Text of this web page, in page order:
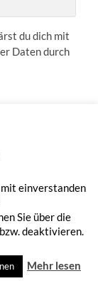
du dich mit
Daten durch
↑
einverstanden
Sie über die
deaktivieren.
Mehr lesen